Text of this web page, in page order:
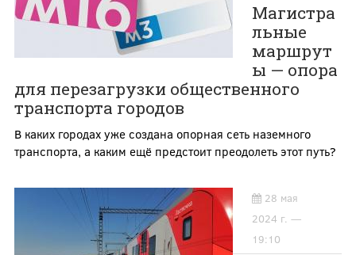
Магистра
льные
маршрут
ы — опора
для перезагрузки общественного
транспорта городов
В каких городах уже создана опорная сеть наземного
транспорта, а каким ещё предстоит преодолеть этот путь?
28 мая
2024 г. —
19:10